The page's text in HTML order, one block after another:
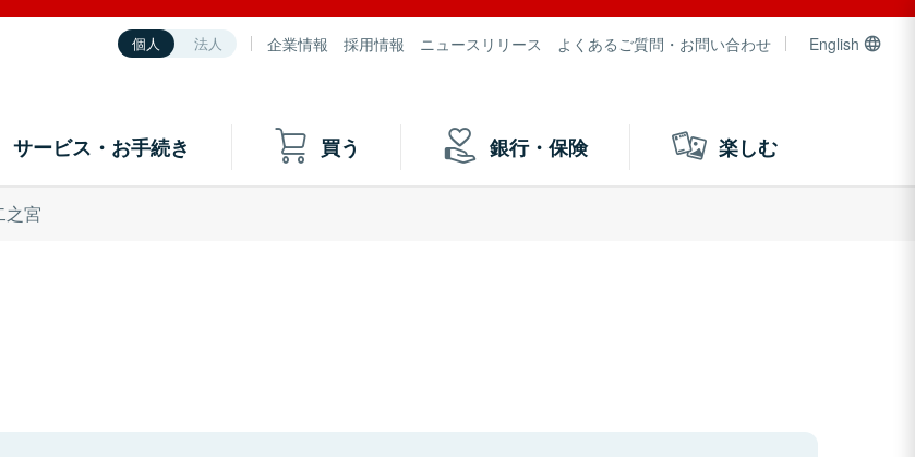
個人 法人 企業情報 採用情報 ニュースリリース よくあるご質問・お問い合わせ English
サービス・お手続き 買う 銀行・保険 楽しむ
之宮